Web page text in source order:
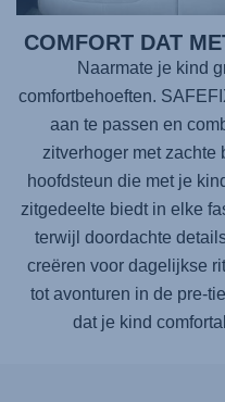
COMFORT DAT
Naarmate je kind
comfortbehoeften.
aan te passen en
zitverhoger met zachte
hoofdsteun die met je
zitgedeelte biedt in elke
terwijl doordachte
creëren voor dagelijkse
tot avonturen in de pre-
dat je kind